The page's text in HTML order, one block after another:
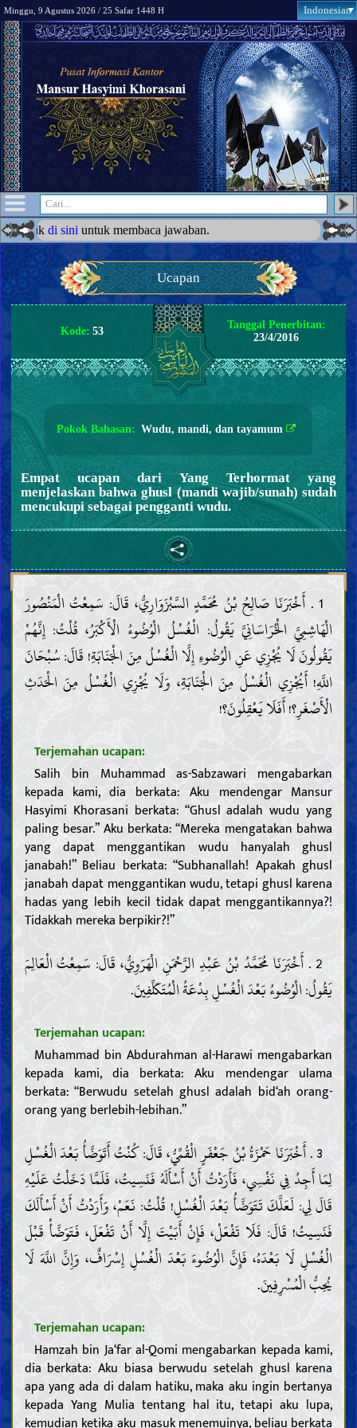
Minggu, 9 Agustus 2026 / 25 Safar 1448 H Indonesian
di siniuntuk membaca jawaban.
Ucapan
Kode: 53
Tanggal Penerbitan:
23/4/2016
Pokok Bahasan: Wudu, mandi, dan tayamum
Empat ucapan dari Yang Terhormat yang
menjelaskan bahwa ghusl (mandi wajib/sunah) sudah
mencukupi sebagai pengganti wudu.
1 . أَخْبَرَنَا صَالِحُ بْنُ مُحَمَّدٍ السَّبْزَوَارِيُّ، قَالَ: سَمِعْتُ الْمَنْصُورَ
الْهَاشِمِيَّ الْخُرَاسَانِيَّ يَقُولُ: الْغُسْلُ الْوُضُوءُ الْأَكْبَرُ، قُلْتُ: إِنَّهُمْ
يَقُولُونَ لَا يُجْزِي عَنِ الْوُضُوءِ إِلَّا الْغُسْلُ مِنَ الْجَنَابَةِ! قَالَ: سُبْحَانَ
اللَّهِ! أَيُجْزِي الْغُسْلُ مِنَ الْجَنَابَةِ، وَلَا يُجْزِي الْغُسْلُ مِنَ الْحَدَثِ
الْأَصْغَرِ؟! أَفَلَا يَعْقِلُونَ؟!
Terjemahan ucapan:
Salih bin Muhammad as-Sabzawari mengabarkan
kepada kami, dia berkata: Aku mendengar Mansur
Hasyimi Khorasani berkata: “Ghusl adalah wudu yang
paling besar.” Aku berkata: “Mereka mengatakan bahwa
yang dapat menggantikan wudu hanyalah ghusl
janabah!” Beliau berkata: “Subhanallah! Apakah ghusl
janabah dapat menggantikan wudu, tetapi ghusl karena
hadas yang lebih kecil tidak dapat menggantikannya?!
Tidakkah mereka berpikir?!”
2 . أَخْبَرَنَا مُحَمَّدُ بْنُ عَبْدِ الرَّحْمَنِ الْهَرَوِيُّ، قَالَ: سَمِعْتُ الْعَالِمَ
يَقُولُ: الْوُضُوءُ بَعْدَ الْغُسْلِ بِدْعَةُ الْمُتَكَلِّفِينَ.
Terjemahan ucapan:
Muhammad bin Abdurahman al-Harawi mengabarkan
kepada kami, dia berkata: Aku mendengar ulama
berkata: “Berwudu setelah ghusl adalah bid‘ah orang-
orang yang berlebih-lebihan.”
3 . أَخْبَرَنَا حَمْزَةُ بْنُ جَعْفَرٍ الْقُمِّيُّ، قَالَ: كُنْتُ أَتَوَضَّأُ بَعْدَ الْغُسْلِ
لِمَا أَجِدُ فِي نَفْسِي، فَأَرَدْتُ أَنْ أَسْأَلَهُ فَنَسِيتُ، فَلَمَّا دَخَلْتُ عَلَيْهِ
قَالَ لِي: لَعَلَّكَ تَتَوَضَّأُ بَعْدَ الْغُسْلِ! قُلْتُ: نَعَمْ، وَأَرَدْتُ أَنْ أَسْأَلَكَ
فَنَسِيتُ! قَالَ: فَلَا تَفْعَلْ، فَإِنْ أَبَيْتَ إِلَّا أَنْ تَفْعَلَ، فَتَوَضَّأْ قَبْلَ
الْغُسْلِ لَا بَعْدَهُ، فَإِنَّ الْوُضُوءَ بَعْدَ الْغُسْلِ إِسْرَافٌ، وَإِنَّ اللَّهَ لَا
يُحِبُّ الْمُسْرِفِينَ.
Terjemahan ucapan:
Hamzah bin Ja‘far al-Qomi mengabarkan kepada kami,
dia berkata: Aku biasa berwudu setelah ghusl karena
apa yang ada di dalam hatiku, maka aku ingin bertanya
kepada Yang Mulia tentang hal itu, tetapi aku lupa,
kemudian ketika aku masuk menemuinya, beliau berkata